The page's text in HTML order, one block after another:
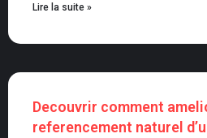
Lire la suite »
Decouvrir comment
referencement naturel